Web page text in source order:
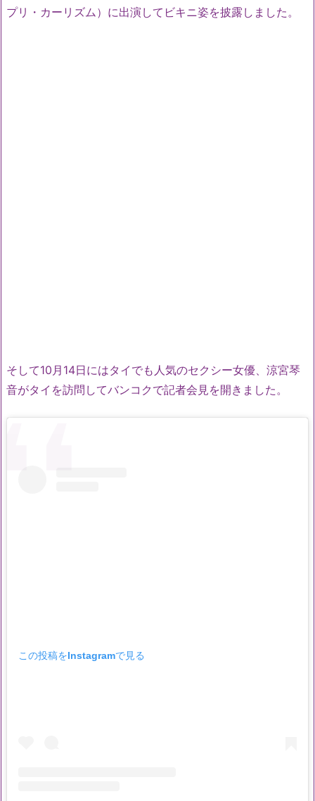
プリ・カーリズム）に出演してビキニ姿を披露しました。
そして10月14日にはタイでも人気のセクシー女優、涼宮琴
音がタイを訪問してバンコクで記者会見を開きました。
この投稿をInstagramで見る